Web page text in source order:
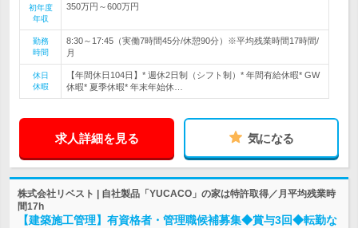
初年度
年収
350万円～600万円
勤務
時間
8:30～17:45（実働7時間45分/休憩90分）※平均残業時間17時間/
月
休日
休暇
【年間休日104日】* 週休2日制（シフト制）* 年間有給休暇* GW
休暇* 夏季休暇* 年末年始休…
求人詳細を見る 気になる
株式会社リベスト | 自社製品「YUCACO」の家は特許取得／月平均残業時
間17h
【建築施工管理】有資格者・管理職候補募集◆賞与3回◆転勤な